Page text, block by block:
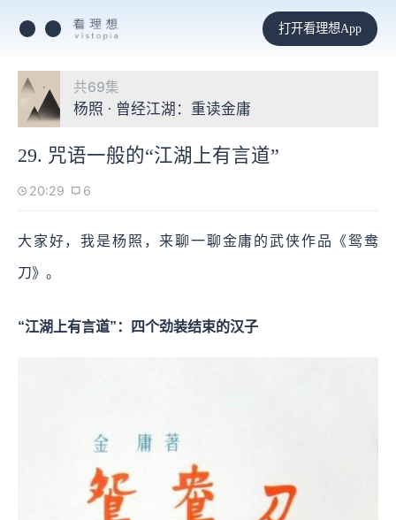
打开看理想App
共69集
杨照 · 曾经江湖：重读金庸
29. 咒语一般的“江湖上有言道”
20:29 6
大家好，我是杨照，来聊一聊金庸的武侠作品《鸳鸯
刀》。
“江湖上有言道”：四个劲装结束的汉子